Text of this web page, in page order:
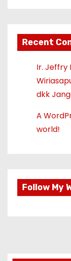
Recent
Ir. Jeffry
dkk
A
world!
Follow My